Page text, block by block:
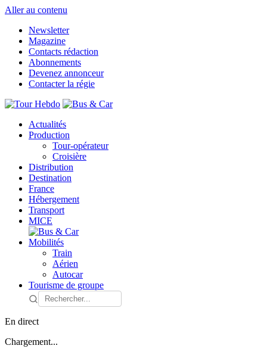
Aller au contenu
Newsletter
Magazine
Contacts rédaction
Abonnements
Devenez annonceur
Contacter la régie
Actualités
Production
Tour-opérateur
Croisière
Distribution
Destination
France
Hébergement
Transport
MICE
Mobilités
Train
Aérien
Autocar
Tourisme de groupe
En direct
Chargement...